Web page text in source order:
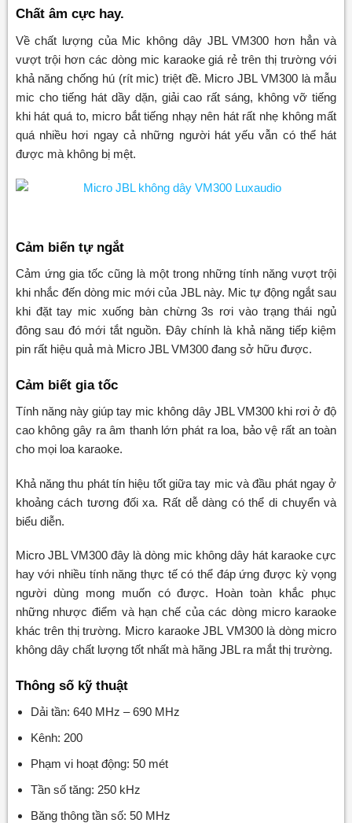
Chất âm cực hay.
Về chất lượng của Mic không dây JBL VM300 hơn hẳn và
vượt trội hơn các dòng mic karaoke giá rẻ trên thị trường với
khả năng chống hú (rít mic) triệt đề. Micro JBL VM300 là mẫu
mic cho tiếng hát dầy dặn, giải cao rất sáng, không vỡ tiếng
khi hát quá to, micro bắt tiếng nhạy nên hát rất nhẹ không mất
quá nhiều hơi ngay cả những người hát yếu vẫn có thể hát
được mà không bị mệt.
Cảm biến tự ngắt
Cảm ứng gia tốc cũng là một trong những tính năng vượt trội
khi nhắc đến dòng mic mới của JBL này. Mic tự động ngắt sau
khi đặt tay mic xuống bàn chừng 3s rơi vào trạng thái ngủ
đông sau đó mới tắt nguồn. Đây chính là khả năng tiếp kiệm
pin rất hiệu quả mà Micro JBL VM300 đang sở hữu được.
Cảm biết gia tốc
Tính năng này giúp tay mic không dây JBL VM300 khi rơi ở độ
cao không gây ra âm thanh lớn phát ra loa, bảo vệ rất an toàn
cho mọi loa karaoke.
Khả năng thu phát tín hiệu tốt giữa tay mic và đầu phát ngay ở
khoảng cách tương đối xa. Rất dễ dàng có thể di chuyển và
biểu diễn.
Micro JBL VM300 đây là dòng mic không dây hát karaoke cực
hay với nhiều tính năng thực tế có thể đáp ứng được kỳ vọng
người dùng mong muốn có được. Hoàn toàn khắc phục
những nhược điểm và hạn chế của các dòng micro karaoke
khác trên thị trường. Micro karaoke JBL VM300 là dòng micro
không dây chất lượng tốt nhất mà hãng JBL ra mắt thị trường.
Thông số kỹ thuật
Dải tần: 640 MHz – 690 MHz
Kênh: 200
Phạm vi hoạt động: 50 mét
Tần số tăng: 250 kHz
Băng thông tần số: 50 MHz